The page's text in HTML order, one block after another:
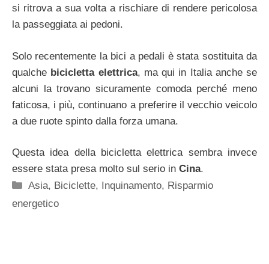
si ritrova a sua volta a rischiare di rendere pericolosa
la passeggiata ai pedoni.
Solo recentemente la bici a pedali è stata sostituita da
qualche bicicletta elettrica, ma qui in Italia anche se
alcuni la trovano sicuramente comoda perché meno
faticosa, i più, continuano a preferire il vecchio veicolo
a due ruote spinto dalla forza umana.
Questa idea della bicicletta elettrica sembra invece
essere stata presa molto sul serio in Cina.
Categorie
Asia, Biciclette, Inquinamento, Risparmio
energetico